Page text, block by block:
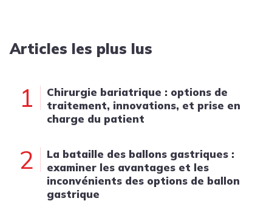
Articles les plus lus
1
Chirurgie bariatrique : options de
traitement, innovations, et prise en
charge du patient
2
La bataille des ballons gastriques :
examiner les avantages et les
inconvénients des options de ballon
gastrique